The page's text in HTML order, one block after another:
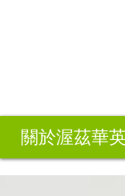
關於渥茲華